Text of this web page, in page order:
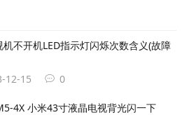
机不开机LED指示灯闪烁次数含义(故障
12-15
0
4X 小米43寸液晶电视背光闪一下